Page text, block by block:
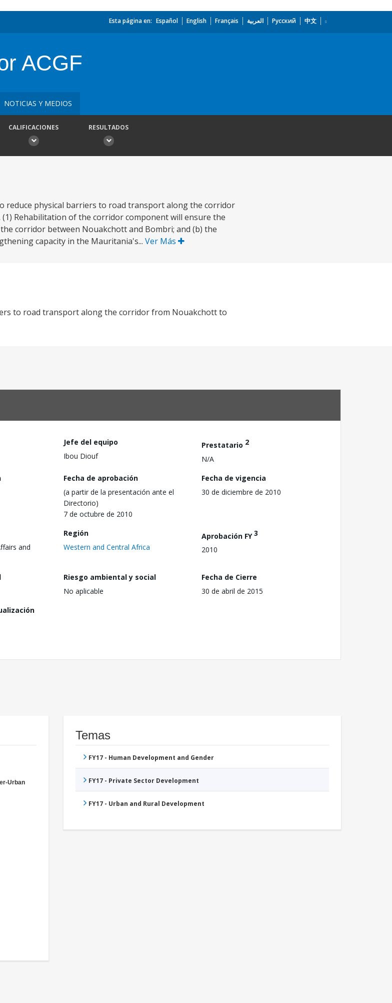
Esta página en: Español English Français العربية Русский 中文
ACGF
NOTICIAS Y MEDIOS
CALIFICACIONES RESULTADOS
reduce physical barriers to road transport along the corridor
Rehabilitation of the corridor component will ensure the
corridor between Nouakchott and Bombri; and (b) the
capacity in the Mauritania's... Ver Más
to road transport along the corridor from Nouakchott to
Jefe del equipo
Ibou Diouf
Prestatario 2
N/A
Fecha de aprobación
(a partir de la presentación ante el
Directorio)
7 de octubre de 2010
Fecha de vigencia
30 de diciembre de 2010
and
Región
Western and Central Africa
Aprobación FY3
2010
Riesgo ambiental y social
No aplicable
Fecha de Cierre
30 de abril de 2015
Urban
Temas
FY17 - Human Development and Gender
FY17 - Private Sector Development
FY17 - Urban and Rural Development